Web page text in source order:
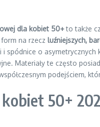
dla kobiet 50+to także
na rzecz luźniejszych,
spódnice o asymetrycznych
Materiały te często
podejściem,
50+